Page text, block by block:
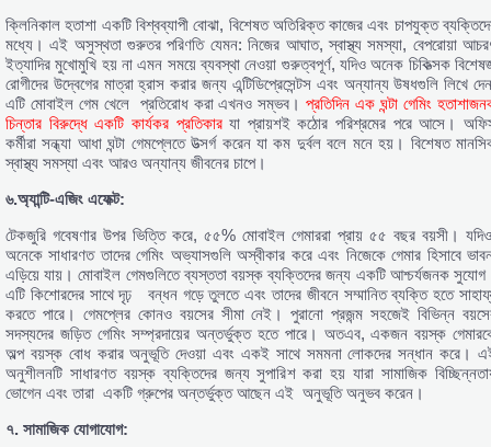
ক্লিনিকাল হতাশা একটি বিশ্বব্যাপী বোঝা, বিশেষত অতিরিক্ত কাজের এবং চাপযুক্ত
মধ্যে। এই অসুস্থতা গুরুতর পরিণতি যেমন: নিজের আঘাত, স্বাস্থ্য সমস্যা, বেপরোয়া
ইত্যাদির মুখোমুখি হয় না এমন সময়ে ব্যবস্থা নেওয়া গুরুত্বপূর্ণ, যদিও অনেক চিকিত্সক
রোগীদের উদ্বেগের মাত্রা হ্রাস করার জন্য এন্টিডিপ্রেসেন্টস এবং অন্যান্য উষধগুলি লিখে
এটি মোবাইল গেম খেলে প্রতিরোধ করা এখনও সম্ভব।প্রতিদিন এক ঘন্টা গেমিং
চিন্তার বিরুদ্ধে একটি কার্যকর প্রতিকারযা প্রায়শই কঠোর পরিশ্রমের পরে আসে।
কর্মীরা সন্ধ্যা আধা ঘন্টা গেমপ্লেতে উত্সর্গ করেন যা কম দুর্বল বলে মনে হয়। বিশেষত
স্বাস্থ্য সমস্যা এবং আরও অন্যান্য জীবনের চাপে।
৬.অ্যান্টি-এজিং এফেক্ট:
টেকজুরি গবেষণার উপর ভিত্তি করে, ৫৫% মোবাইল গেমাররা প্রায় ৫৫ বছর বয়সী।
অনেকে সাধারণত তাদের গেমিং অভ্যাসগুলি অস্বীকার করে এবং নিজেকে গেমার হিসাবে
এড়িয়ে যায়। মোবাইল গেমগুলিতে ব্যস্ততা বয়স্ক ব্যক্তিদের জন্য একটি আশ্চর্যজনক
এটি কিশোরদের সাথে দৃঢ় বন্ধন গড়ে তুলতে এবং তাদের জীবনে সম্মানিত ব্যক্তি হতে
করতে পারে। গেমপ্লের কোনও বয়সের সীমা নেই। পুরানো প্রজন্ম সহজেই বিভিন্ন
সদস্যদের জড়িত গেমিং সম্প্রদায়ের অন্তর্ভুক্ত হতে পারে। অতএব, একজন বয়স্ক
অল্প বয়স্ক বোধ করার অনুভূতি দেওয়া এবং একই সাথে সমমনা লোকদের সন্ধান করে।
অনুশীলনটি সাধারণত বয়স্ক ব্যক্তিদের জন্য সুপারিশ করা হয় যারা সামাজিক
ভোগেন এবং তারা একটি গ্রুপের অন্তর্ভুক্ত আছেন এই অনুভূতি অনুভব করেন।
৭. সামাজিক যোগাযোগ: